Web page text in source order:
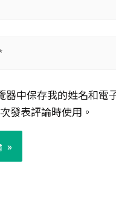
器中保存我的姓名和電
發表評論時使用。